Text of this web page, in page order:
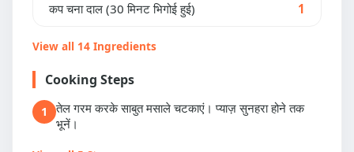
कप चना दाल (30 मिनट भिगोई हुई) 1
View all 14 Ingredients
Cooking Steps
1
तेल गरम करके साबुत मसाले चटकाएं। प्याज़ सुनहरा होने तक
भूनें।